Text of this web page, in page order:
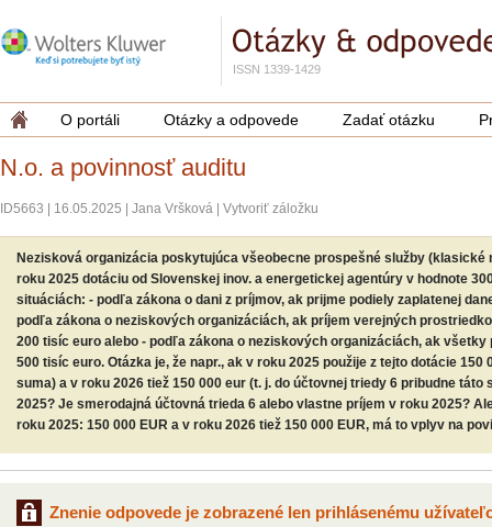
ISSN 1339-1429
O portáli Otázky a odpovede Zadať otázku
N.o. a povinnosť auditu
ID5663 16.05.2025 Jana Vršková Vytvoriť záložku
Nezisková organizácia poskytujúca všeobecne prospešné služby
roku 2025 dotáciu od Slovenskej inov. a energetickej agentúry v hodnote
situáciách: - podľa zákona o dani z príjmov, ak prijme podiely zaplatenej
podľa zákona o neziskových organizáciách, ak príjem verejných
200 tisíc euro alebo - podľa zákona o neziskových organizáciách, ak
500 tisíc euro. Otázka je, že napr., ak v roku 2025 použije z tejto dotácie
suma) a v roku 2026 tiež 150 000 eur (t. j. do účtovnej triedy 6 pribudne
2025? Je smerodajná účtovná trieda 6 alebo vlastne príjem v roku 2025?
roku 2025: 150 000 EUR a v roku 2026 tiež 150 000 EUR, má to vplyv na
Znenie odpovede je zobrazené len prihlásenému